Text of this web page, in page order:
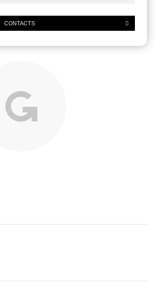
CONTACTS